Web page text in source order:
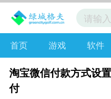
首页 游戏 软件
淘宝微信付款方式设
付